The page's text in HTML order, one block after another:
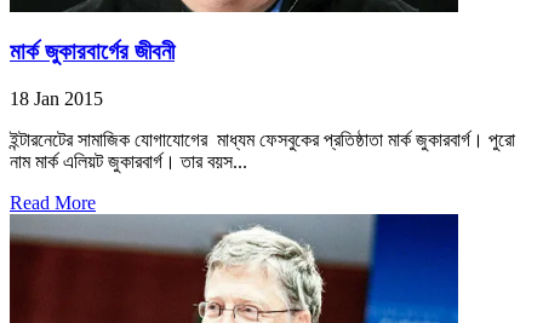
মার্ক জুকারবার্গের জীবনী
18 Jan 2015
ইন্টারনেটের সামাজিক যোগাযোগের মাধ্যম ফেসবুকের প্রতিষ্ঠাতা মার্ক জুকারবার্গ। পুরো
নাম মার্ক এলিয়ট জুকারবার্গ। তার বয়স...
Read More